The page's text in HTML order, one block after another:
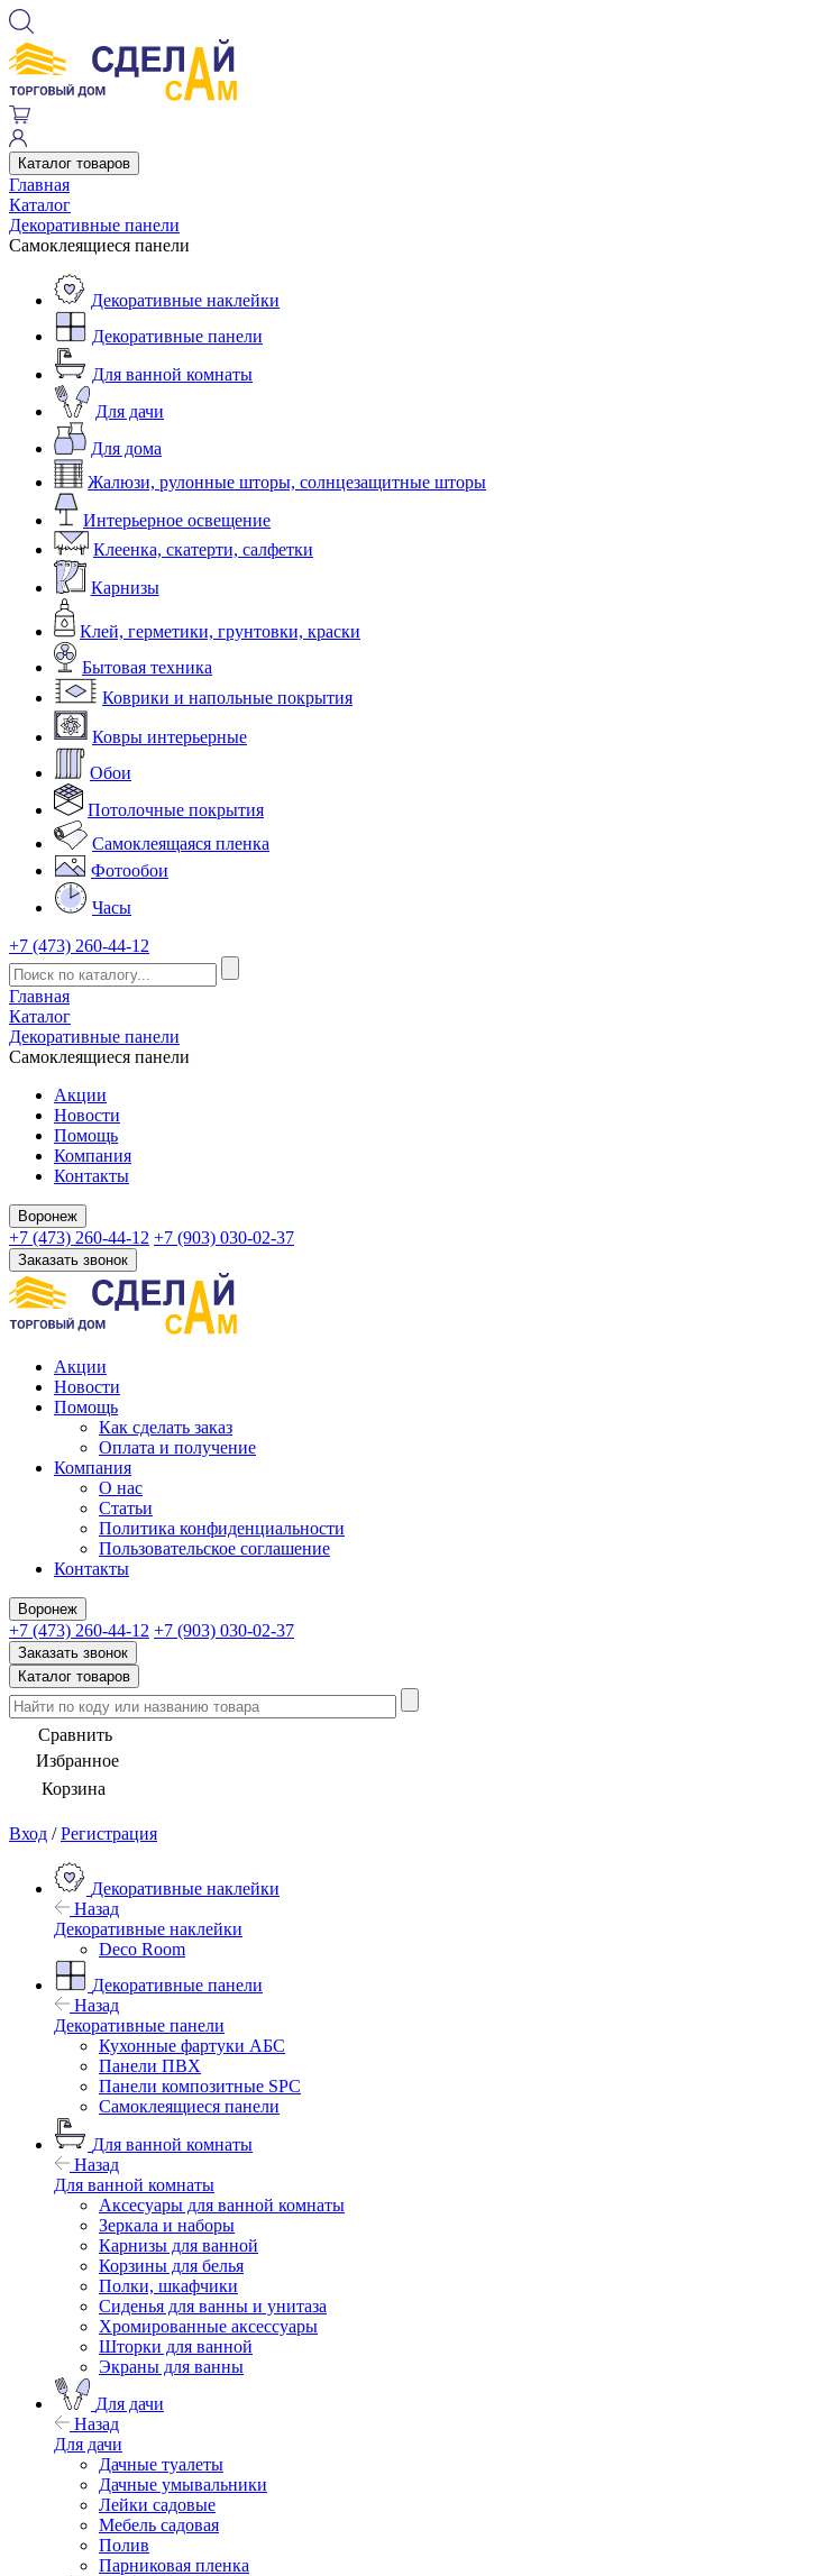
Каталог товаров
Главная
Каталог
Декоративные панели
Самоклеящиеся панели
Декоративные наклейки
Декоративные панели
Для ванной комнаты
Для дачи
Для дома
Жалюзи, рулонные шторы, солнцезащитные шторы
Интерьерное освещение
Клеенка, скатерти, салфетки
Карнизы
Клей, герметики, грунтовки, краски
Бытовая техника
Коврики и напольные покрытия
Ковры интерьерные
Обои
Потолочные покрытия
Самоклеящаяся пленка
Фотообои
Часы
+7 (473) 260-44-12
Главная
Каталог
Декоративные панели
Самоклеящиеся панели
Акции
Новости
Помощь
Компания
Контакты
Воронеж
+7 (473) 260-44-12 +7 (903) 030-02-37
Заказать звонок
Акции
Новости
Помощь
Как сделать заказ
Оплата и получение
Компания
О нас
Статьи
Политика конфиденциальности
Пользовательское соглашение
Контакты
Воронеж
+7 (473) 260-44-12 +7 (903) 030-02-37
Заказать звонок
Каталог товаров
Сравнить
Избранное
Корзина
Вход / Регистрация
Декоративные наклейки
Назад
Декоративные наклейки
Deco Room
Декоративные панели
Назад
Декоративные панели
Кухонные фартуки АБС
Панели ПВХ
Панели композитные SPC
Самоклеящиеся панели
Для ванной комнаты
Назад
Для ванной комнаты
Аксесуары для ванной комнаты
Зеркала и наборы
Карнизы для ванной
Корзины для белья
Полки, шкафчики
Сиденья для ванны и унитаза
Хромированные аксессуары
Шторки для ванной
Экраны для ванны
Для дачи
Назад
Для дачи
Дачные туалеты
Дачные умывальники
Лейки садовые
Мебель садовая
Полив
Парниковая пленка